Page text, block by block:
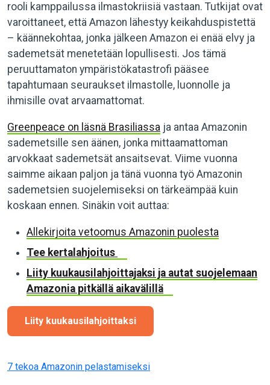
rooli kamppailussa ilmastokriisiä vastaan. Tutkijat ovat
varoittaneet, että Amazon lähestyy keikahduspistettä
– käännekohtaa, jonka jälkeen Amazon ei enää elvy ja
sademetsät menetetään lopullisesti. Jos tämä
peruuttamaton ympäristökatastrofi pääsee
tapahtumaan seuraukset ilmastolle, luonnolle ja
ihmisille ovat arvaamattomat.
Greenpeace on läsnä Brasiliassa ja antaa Amazonin
sademetsille sen äänen, jonka mittaamattoman
arvokkaat sademetsät ansaitsevat. Viime vuonna
saimme aikaan paljon ja tänä vuonna työ Amazonin
sademetsien suojelemiseksi on tärkeämpää kuin
koskaan ennen. Sinäkin voit auttaa:
Allekirjoita vetoomus Amazonin puolesta
Tee kertalahjoitus
Liity kuukausilahjoittajaksi ja autat suojelemaan
Amazonia pitkällä aikavälillä
Liity kuukausilahjoittaksi
7 tekoa Amazonin pelastamiseksi